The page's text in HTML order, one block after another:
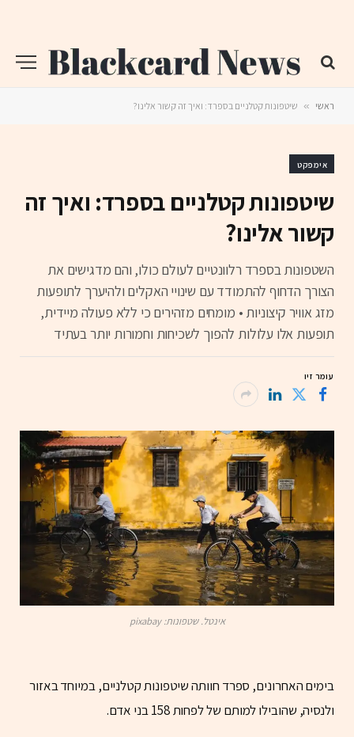
ראשי » שיטפונות קטלניים בספרד: ואיך זה קשור אלינו?
אימפקט
שיטפונות קטלניים בספרד: ואיך זה
קשור אלינו?
השטפונות בספרד רלוונטיים לעולם כולו, והם מדגישים את
הצורך הדחוף להתמודד עם שינויי האקלים ולהיערך לתופעות
מזג אוויר קיצוניות • מומחים מזהירים כי ללא פעולה מיידית,
תופעות אלו עלולות להפוך לשכיחות וחמורות יותר בעתיד
עומר זיו
אינטל. שטפונות: pixabay
בימים האחרונים, ספרד חוותה שיטפונות קטלניים, במיוחד באזור
ולנסיה, שהובילו למותם של לפחות 158 בני אדם.